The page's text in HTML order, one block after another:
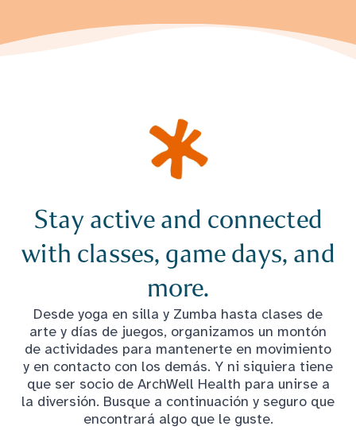
Stay active and connected
with classes, game days, and
more.
Desde yoga en silla y Zumba hasta clases de
arte y días de juegos, organizamos un montón
de actividades para mantenerte en movimiento
y en contacto con los demás. Y ni siquiera tiene
que ser socio de ArchWell Health para unirse a
la diversión. Busque a continuación y seguro que
encontrará algo que le guste.